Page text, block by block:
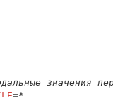
значения
=*